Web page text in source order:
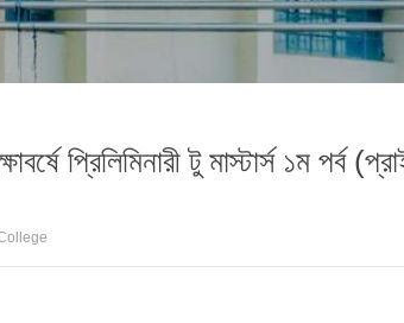
প্রিলিমিনারী টু মাস্টার্স ১ম পর্ব